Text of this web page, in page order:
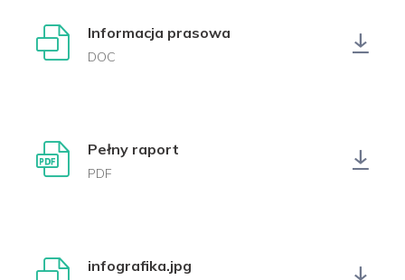
Informacja prasowa
DOC
Pełny raport
PDF
infografika.jpg